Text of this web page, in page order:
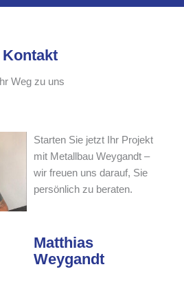
Kontakt
Ihr Weg zu uns
Starten Sie jetzt Ihr Projekt
mit Metallbau Weygandt –
wir freuen uns darauf, Sie
persönlich zu beraten.
Matthias
Weygandt